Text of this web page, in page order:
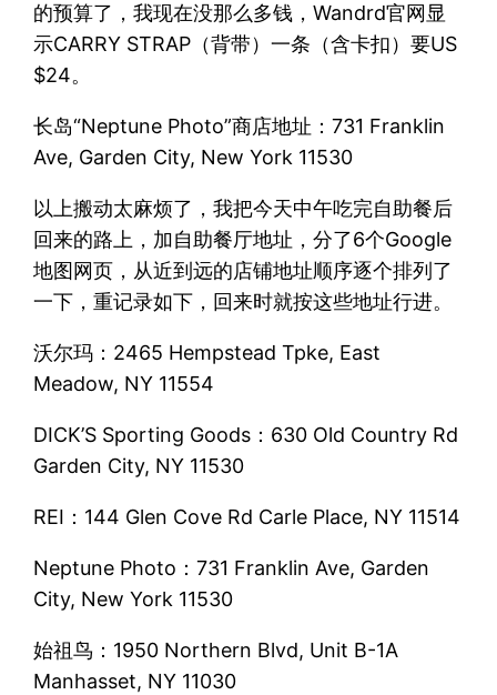
的预算了，我现在没那么多钱，Wandrd官网显
示CARRY STRAP（背带）一条（含卡扣）要US
$24。
长岛“Neptune Photo”商店地址：731 Franklin
Ave, Garden City, New York 11530
以上搬动太麻烦了，我把今天中午吃完自助餐后
回来的路上，加自助餐厅地址，分了6个Google
地图网页，从近到远的店铺地址顺序逐个排列了
一下，重记录如下，回来时就按这些地址行进。
沃尔玛：2465 Hempstead Tpke, East
Meadow, NY 11554
DICK’S Sporting Goods：630 Old Country Rd
Garden City, NY 11530
REI：144 Glen Cove Rd Carle Place, NY 11514
Neptune Photo：731 Franklin Ave, Garden
City, New York 11530
始祖鸟：1950 Northern Blvd, Unit B-1A
Manhasset, NY 11030